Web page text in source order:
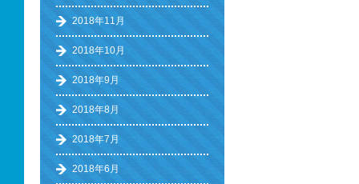
2018年11月
2018年10月
2018年9月
2018年8月
2018年7月
2018年6月